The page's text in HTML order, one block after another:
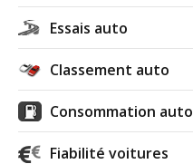
Essais auto
Classement auto
Consommation auto
Fiabilité voitures